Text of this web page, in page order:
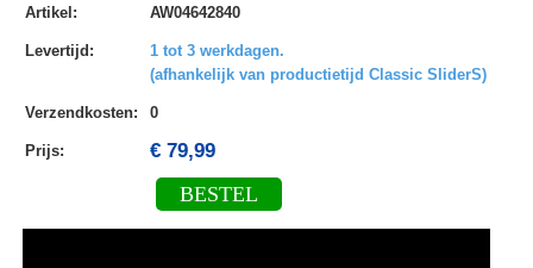
Artikel : AW04642840
Levertijd :
1 tot 3 werkdagen.
(afhankelijk van productietijd Classic SliderS)
Verzendkosten: 0
Prijs: € 79,99
BESTEL